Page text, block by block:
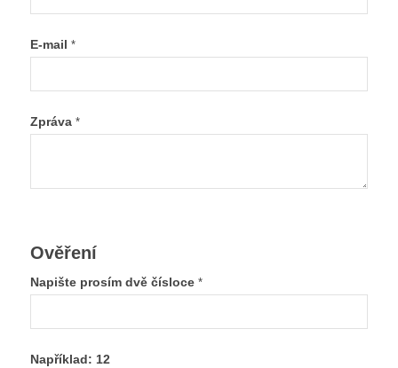
E-mail *
Zpráva *
Ověření
Napište prosím dvě čísloce *
Například: 12